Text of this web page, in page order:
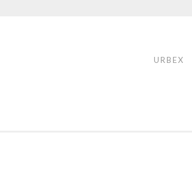
URBEX